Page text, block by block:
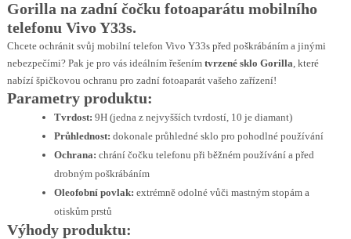
Gorilla na zadní čočku fotoaparátu mobilního
telefonu Vivo Y33s.
Chcete ochránit svůj mobilní telefon Vivo Y33s před poškrábáním a jinými
nebezpečími? Pak je pro vás ideálním řešením tvrzené sklo Gorilla, které
nabízí špičkovou ochranu pro zadní fotoaparát vašeho zařízení!
Parametry produktu:
Tvrdost: 9H (jedna z nejvyšších tvrdostí, 10 je diamant)
Průhlednost: dokonale průhledné sklo pro pohodlné používání
Ochrana: chrání čočku telefonu při běžném používání a před
drobným poškrábáním
Oleofobní povlak: extrémně odolné vůči mastným stopám a
otiskům prstů
Výhody produktu: